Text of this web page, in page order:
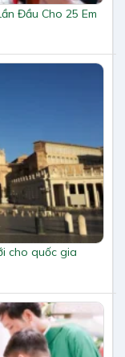
Đầu Cho 25 Em
cho quốc gia